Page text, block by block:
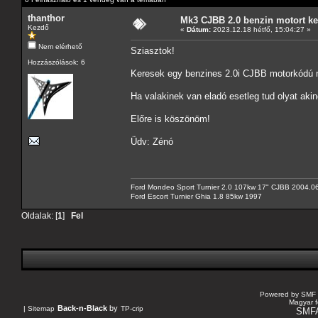
thanthor
Kezdő
Nem elérhető
Hozzászólások: 6
Mk3 CJBB 2.0 benzin motort
« Dátum: 2023.12.18 hétfő, 15:04:27 »
Sziasztok!
Keresek egy benzines 2.0i CJBB motorkódú
Ha valakinek van eladó esetleg tud olyat
Előre is köszönöm!
Üdv: Zénó
Ford Mondeo Sport Turnier 2.0 107kw 17" CJBB
Ford Escort Turnier Ghia 1.8 85kw 1997
Oldalak: [1] Fel
| Sitemap Back-n-Black by TP-crip
Powered by SMF
Magyar